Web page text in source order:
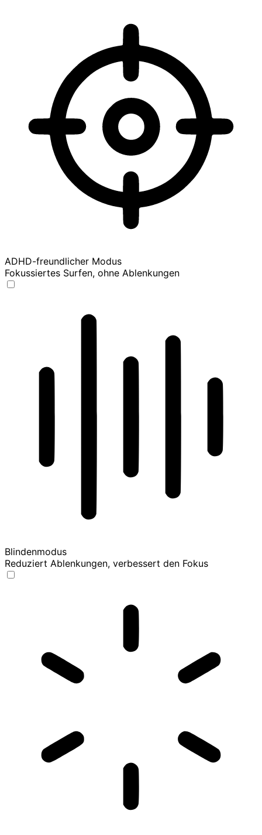
ADHD-freundlicher Modus
Fokussiertes Surfen, ohne Ablenkungen
Blindenmodus
Reduziert Ablenkungen, verbessert den Fokus